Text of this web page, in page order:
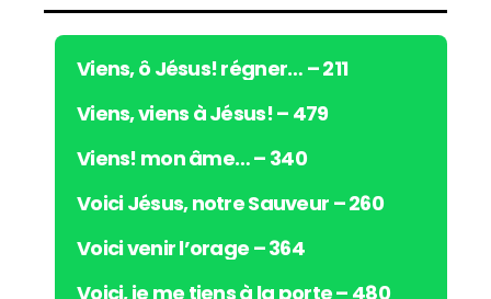
u
d
iViens, ô Jésus! régner… – 211
Viens, viens à Jésus! – 479
Viens! mon âme… – 340
Voici Jésus, notre Sauveur – 260
Voici venir l’orage – 364
Voici, je me tiens à la porte – 480